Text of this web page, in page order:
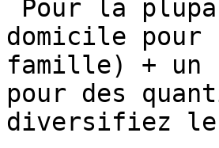
domicile
famille) + un
pour des
diversifiez le